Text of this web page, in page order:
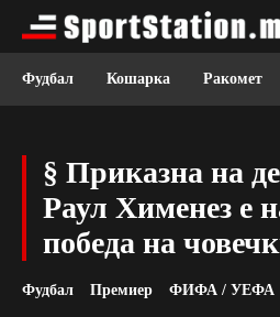
Фудбал Кошарка Ракомет
§ Приказна на
Раул Хименез е
победа на
Фудбал Премиер ФИФА / УЕФА